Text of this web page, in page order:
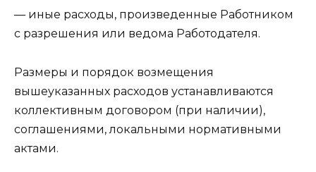
— иные расходы, произведенные Работником
с разрешения или ведома Работодателя.
Размеры и порядок возмещения
вышеуказанных расходов устанавливаются
коллективным договором (при наличии),
соглашениями, локальными нормативными
актами.